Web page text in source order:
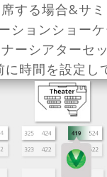
する場合&サ
ションショー
ーシアターセ
に時間を設定し